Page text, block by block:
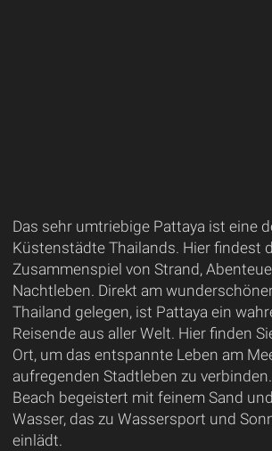
Das sehr umtriebige Pattaya ist eine
Küstenstädte Thailands. Hier findest
Zusammenspiel von Strand,
Nachtleben. Direkt am
Thailand gelegen, ist Pattaya ein
Reisende aus aller Welt. Hier finden
Ort, um das entspannte Leben am
aufregenden Stadtleben zu
Beach begeistert mit feinem Sand
Wasser, das zu Wassersport und
einlädt.